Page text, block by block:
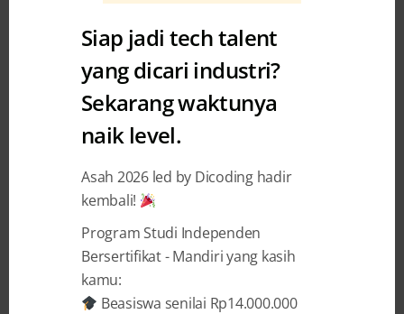
Eksplorasi Perangkat Lunak dan
Apps Script
Faridatul Nur Aidah 22 July 2023
BAGIKAN
Siap jadi tech talent
yang dicari industri?
Sekarang waktunya
naik level.
Asah 2026 led by Dicoding hadir
kembali!
Program Studi Independen
Bersertifikat - Mandiri yang kasih
kamu:
Beasiswa senilai Rp14.000.000